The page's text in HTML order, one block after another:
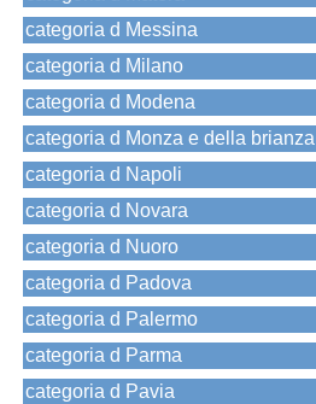
categoria d Messina
categoria d Milano
categoria d Modena
categoria d Monza e della brianza
categoria d Napoli
categoria d Novara
categoria d Nuoro
categoria d Padova
categoria d Palermo
categoria d Parma
categoria d Pavia